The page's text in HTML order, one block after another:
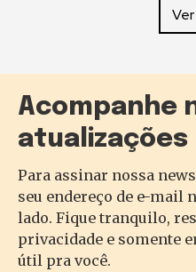
Acompanhe
atualizações
Para assinar nossa
seu endereço de e-mail
lado. Fique tranquilo,
privacidade e somente
útil pra você.